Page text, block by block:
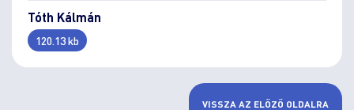
Tóth Kálmán
120.13 kb
VISSZA AZ ELŐZŐ OLDALRA